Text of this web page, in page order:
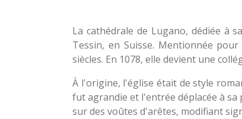
La cathédrale de Lugano, dédiée à
Tessin, en Suisse. Mentionnée
siècles. En 1078, elle devient une
À l'origine, l'église était de style
fut agrandie et l'entrée déplacée à
sur des voûtes d'arêtes, modifiant